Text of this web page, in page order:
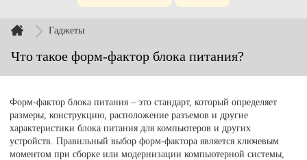
Гаджеты
Что такое форм-фактор блока питания?
Форм-фактор блока питания – это стандарт, который определяет
размеры, конструкцию, расположение разъемов и другие
характеристики блока питания для компьютеров и других
устройств. Правильный выбор форм-фактора является ключевым
моментом при сборке или модернизации компьютерной системы,